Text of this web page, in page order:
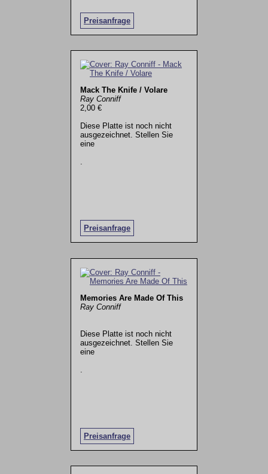
Preisanfrage
Mack The Knife / Volare
Ray Conniff
2,00 €
Diese Platte ist noch nicht
ausgezeichnet. Stellen Sie
eine
Preisanfrage
.
Memories Are Made Of This
Ray Conniff
Diese Platte ist noch nicht
ausgezeichnet. Stellen Sie
eine
Preisanfrage